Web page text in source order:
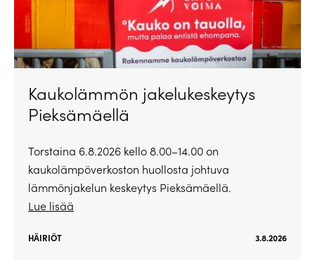
Kaukolämmön jakelukeskeytys
Pieksämäellä
Torstaina 6.8.2026 kello 8.00–14.00 on
kaukolämpöverkoston huollosta johtuva
lämmönjakelun keskeytys Pieksämäellä.
Lue lisää
HÄIRIÖT 3.8.2026